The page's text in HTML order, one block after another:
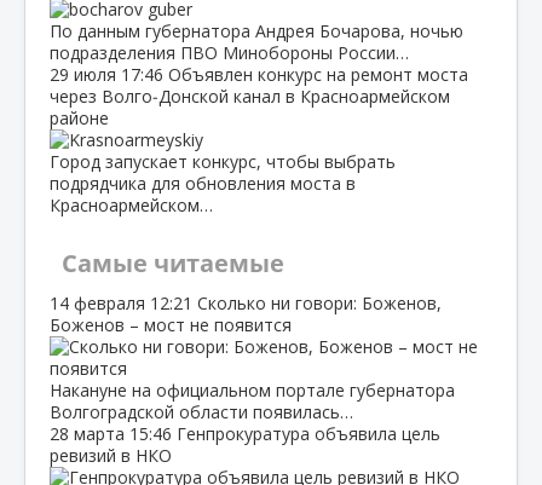
По данным губернатора Андрея Бочарова, ночью
подразделения ПВО Минобороны России…
29 июля 17:46 Объявлен конкурс на ремонт моста
через Волго‑Донской канал в Красноармейском
районе
Город запускает конкурс, чтобы выбрать
подрядчика для обновления моста в
Красноармейском…
Самые читаемые
14 февраля 12:21 Сколько ни говори: Боженов,
Боженов – мост не появится
Накануне на официальном портале губернатора
Волгоградской области появилась…
28 марта 15:46 Генпрокуратура объявила цель
ревизий в НКО